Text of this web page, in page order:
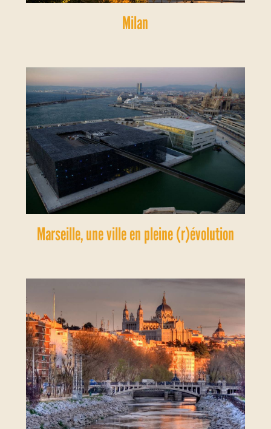
Milan
Marseille, une ville en pleine (r)évolution